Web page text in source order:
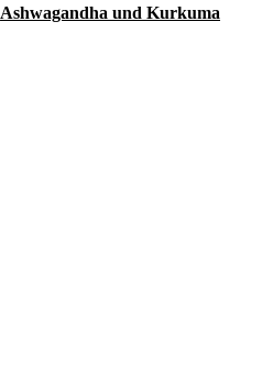
Ashwagandha und Kurkuma